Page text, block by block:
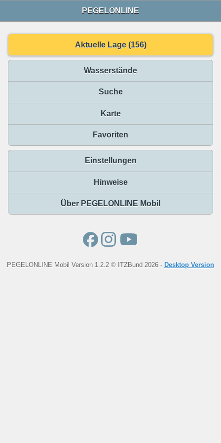
PEGELONLINE
Aktuelle Lage (156)
Wasserstände
Suche
Karte
Favoriten
Einstellungen
Hinweise
Über PEGELONLINE Mobil
PEGELONLINE Mobil Version 1.2.2 © ITZBund 2026 - Desktop Version